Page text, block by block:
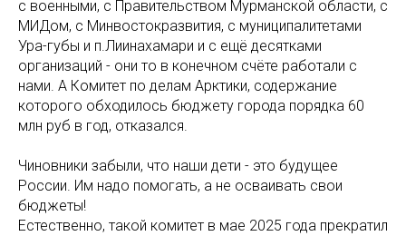
с военными, с Правительством Мурманской области, с
МИДом, с Минвостокразвития, с муниципалитетами
Ура-губы и п.Лиинахамари и с ещё десятками
организаций - они то в конечном счёте работали с
нами. А Комитет по делам Арктики, содержание
которого обходилось бюджету города порядка 60
млн руб в год, отказался.
Чиновники забыли, что наши дети - это будущее
России. Им надо помогать, а не осваивать свои
бюджеты!
Естественно, такой комитет в мае 2025 года прекратил